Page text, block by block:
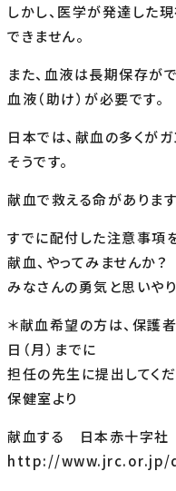
しかし、医学が発達した
できません。
また、血液は長期保存が
血液（助け）が必要です。
日本では、献血の多くが
そうです。
献血で救える命があります
すでに配付した注意事項
献血、やってみませんか？
みなさんの勇気と思いやり
＊献血希望の方は、保護
日（月）までに
担任の先生に提出してく
保健室より
献血する 日本赤十字社
http://www.jrc.or.jp/